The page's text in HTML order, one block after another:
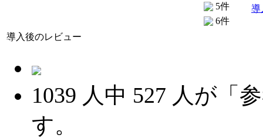
5件
6件
導
導入後のレビュー
1039 人中 527 人が「
す。